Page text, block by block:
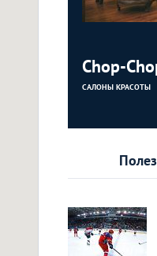
Chop-
САЛОНЫ КРАСОТЫ